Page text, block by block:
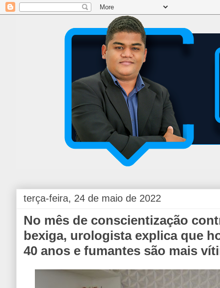
terça-feira, 24 de maio de 2022
No mês de conscientização
bexiga, urologista explica que
40 anos e fumantes são mais